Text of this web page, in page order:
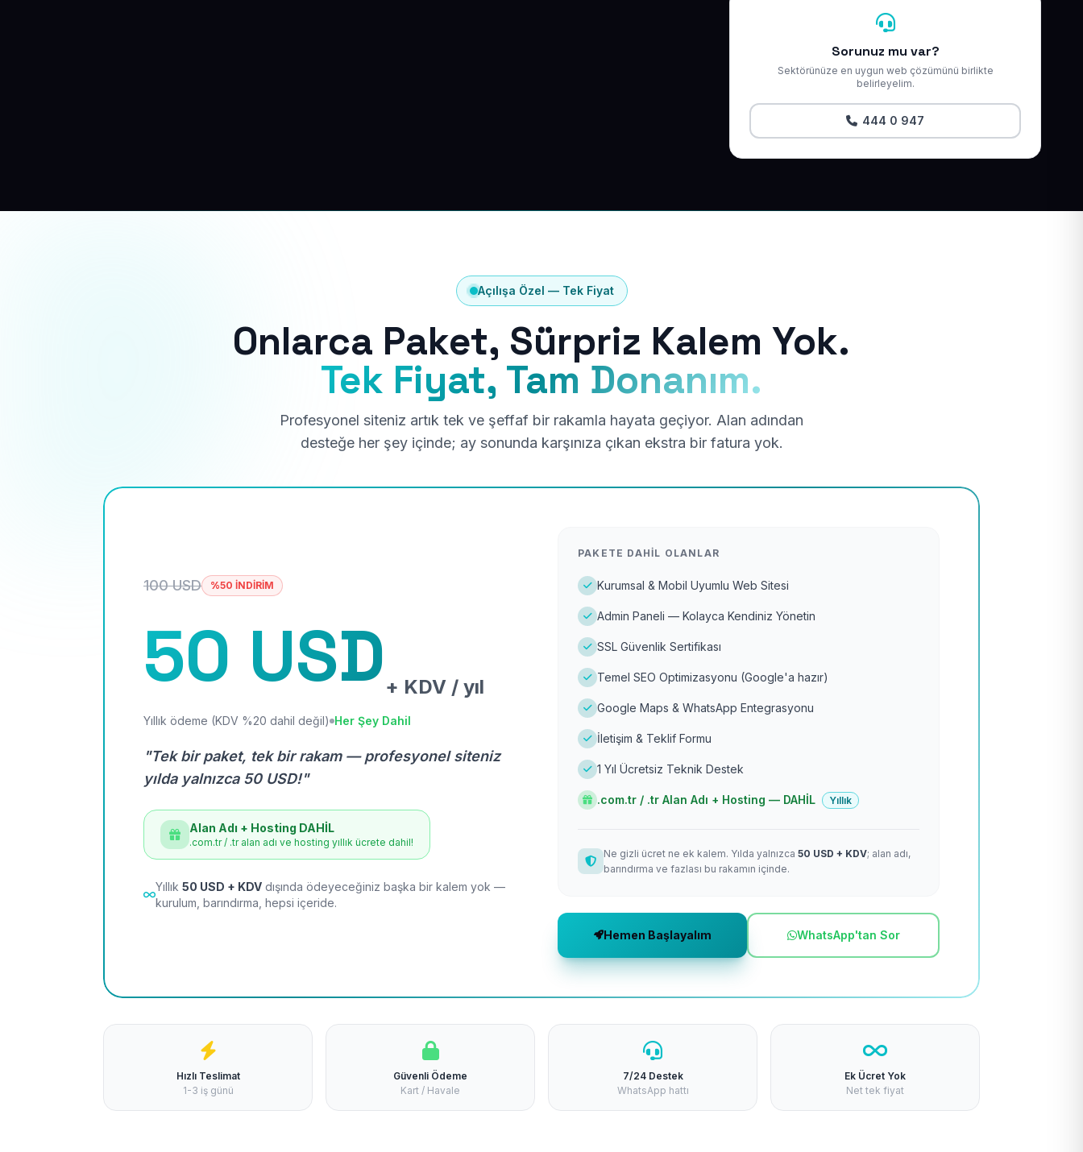
Sorunuz mu var?
Sektörünüze en uygun web çözümünü birlikte
belirleyelim.
444 0 947
Açılışa Özel — Tek Fiyat
Onlarca Paket, Sürpriz Kalem Yok.
Tek Fiyat, Tam Donanım.
Profesyonel siteniz artık tek ve şeffaf bir rakamla hayata geçiyor. Alan adından
desteğe her şey içinde; ay sonunda karşınıza çıkan ekstra bir fatura yok.
100 USD %50 İNDİRİM
50 USD+ KDV / yıl
Yıllık ödeme (KDV %20 dahil değil) Her Şey Dahil
"Tek bir paket, tek bir rakam — profesyonel siteniz
yılda yalnızca 50 USD!"
Alan Adı + Hosting DAHİL
.com.tr / .tr alan adı ve hosting yıllık ücrete dahil!
Yıllık 50 USD + KDV dışında ödeyeceğiniz başka bir kalem yok —
kurulum, barındırma, hepsi içeride.
PAKETE DAHIL OLANLAR
Kurumsal & Mobil Uyumlu Web Sitesi
Admin Paneli — Kolayca Kendiniz Yönetin
SSL Güvenlik Sertifikası
Temel SEO Optimizasyonu (Google'a hazır)
Google Maps & WhatsApp Entegrasyonu
İletişim & Teklif Formu
1 Yıl Ücretsiz Teknik Destek
.com.tr / .tr Alan Adı + Hosting — DAHİL Yıllık
Ne gizli ücret ne ek kalem. Yılda yalnızca 50 USD + KDV; alan adı,
barındırma ve fazlası bu rakamın içinde.
Hemen Başlayalım WhatsApp'tan Sor
Hızlı Teslimat
1-3 iş günü
Güvenli Ödeme
Kart / Havale
7/24 Destek
WhatsApp hattı
Ek Ücret Yok
Net tek fiyat